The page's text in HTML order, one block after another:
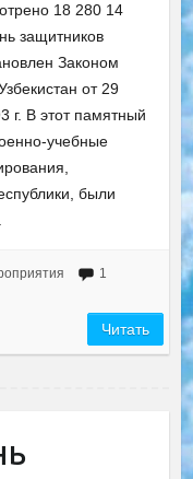
18 280 14
защитников
Законом
от 29
г. В этот памятный
учебные
были
1
Читать